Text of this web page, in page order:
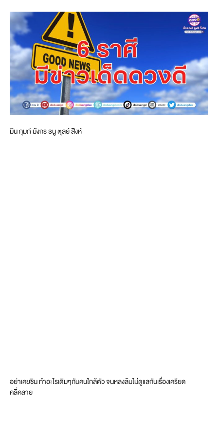
มีน กุมภ์ มังกร ธนู ตุลย์ สิงห์
อย่าเคยชิน ทำอะไรเดิมๆกับคนใกล้ตัว จนหลงลืมไม่ดูแลกันเรื่องเครียด
คลี่คลาย